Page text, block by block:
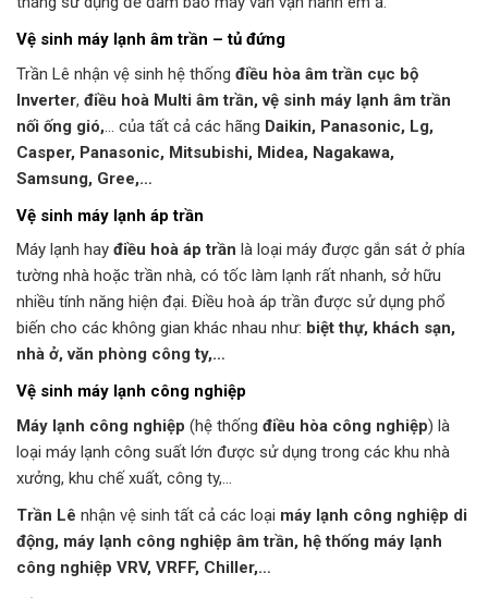
Vệ sinh máy lạnh âm trần – tủ đứng
Trần Lê nhận vệ sinh hệ thống điều hòa âm trần cục bộ
Inverter, điều hoà Multi âm trần, vệ sinh máy lạnh âm trần
nối ống gió,… của tất cả các hãng Daikin, Panasonic, Lg,
Casper, Panasonic, Mitsubishi, Midea, Nagakawa,
Samsung, Gree,…
Vệ sinh máy lạnh áp trần
Máy lạnh hay điều hoà áp trần là loại máy được gắn sát ở phía
tường nhà hoặc trần nhà, có tốc làm lạnh rất nhanh, sở hữu
nhiều tính năng hiện đại. Điều hoà áp trần được sử dụng phổ
biến cho các không gian khác nhau như: biệt thự, khách sạn,
nhà ở, văn phòng công ty,…
Vệ sinh máy lạnh công nghiệp
Máy lạnh công nghiệp (hệ thống điều hòa công nghiệp) là
loại máy lạnh công suất lớn được sử dụng trong các khu nhà
xưởng, khu chế xuất, công ty,…
Trần Lê nhận vệ sinh tất cả các loại máy lạnh công nghiệp di
động, máy lạnh công nghiệp âm trần, hệ thống máy lạnh
công nghiệp VRV, VRFF, Chiller,…